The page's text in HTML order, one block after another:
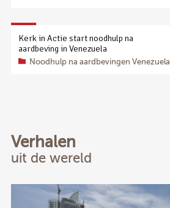
Kerk in Actie start noodhulp na
aardbeving in Venezuela
Noodhulp na aardbevingen Venezuela
Verhalen
uit de wereld